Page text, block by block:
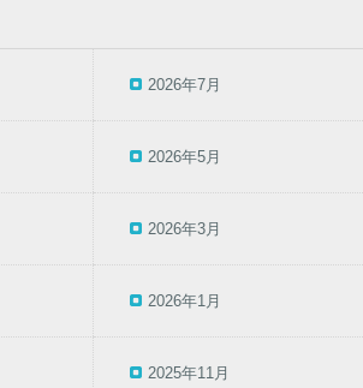
2026年7月
2026年5月
2026年3月
2026年1月
2025年11月